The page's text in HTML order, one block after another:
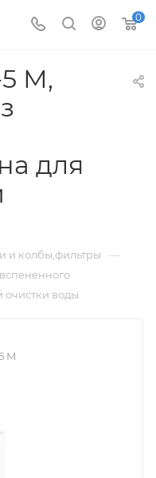
0
М,
для
и колбы,фильтры —
воды.
М